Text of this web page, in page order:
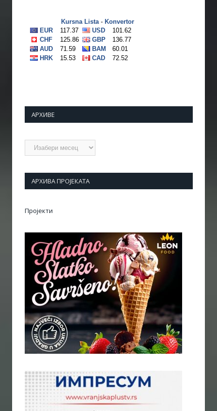
АРХИВЕ
Архиве
АРХИВА ПРОЈЕКАТА
Пројекти